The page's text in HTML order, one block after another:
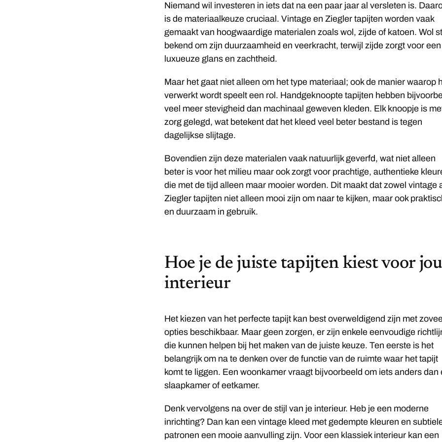
Niemand wil investeren in iets dat na een paar jaar al versleten is.
is de materiaalkeuze cruciaal. Vintage en Ziegler tapijten worden vaak
gemaakt van hoogwaardige materialen zoals wol, zijde of katoen. Wol
bekend om zijn duurzaamheid en veerkracht, terwijl zijde zorgt voor een
luxueuze glans en zachtheid.
Maar het gaat niet alleen om het type materiaal; ook de manier waarop
verwerkt wordt speelt een rol. Handgeknoopte tapijten hebben
veel meer stevigheid dan machinaal geweven kleden. Elk knoopje is
zorg gelegd, wat betekent dat het kleed veel beter bestand is tegen
dagelijkse slijtage.
Bovendien zijn deze materialen vaak natuurlijk geverfd, wat niet alleen
beter is voor het milieu maar ook zorgt voor prachtige, authentieke
die met de tijd alleen maar mooier worden. Dit maakt dat zowel vintage
Ziegler tapijten niet alleen mooi zijn om naar te kijken, maar ook
en duurzaam in gebruik.
Hoe je de juiste tapijten kiest voor
interieur
Het kiezen van het perfecte tapijt kan best overweldigend zijn met
opties beschikbaar. Maar geen zorgen, er zijn enkele eenvoudige
die kunnen helpen bij het maken van de juiste keuze. Ten eerste is het
belangrijk om na te denken over de functie van de ruimte waar het tapijt
komt te liggen. Een woonkamer vraagt bijvoorbeeld om iets anders dan
slaapkamer of eetkamer.
Denk vervolgens na over de stijl van je interieur. Heb je een moderne
inrichting? Dan kan een vintage kleed met gedempte kleuren en
patronen een mooie aanvulling zijn. Voor een klassiek interieur kan een